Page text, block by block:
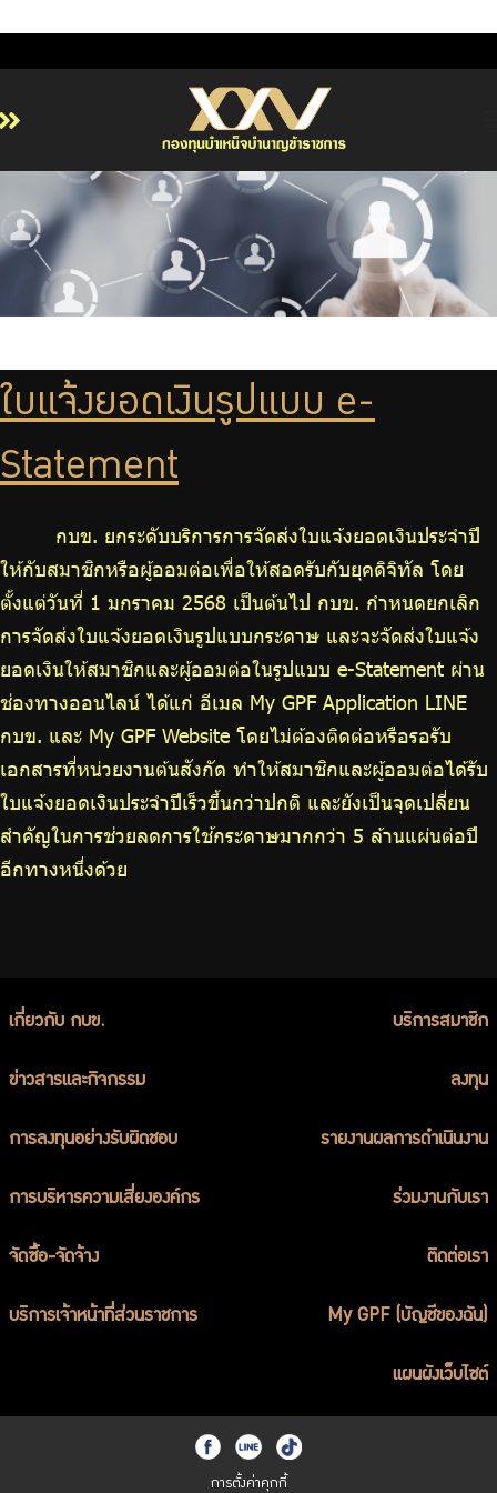
เกี่ยวกับ กบข.
บริการสมาชิก
ลงทุน
รายงานผลการดำเนินงาน
จัดซื้อจัดจ้าง
ร่วมงานกับเรา
ใบแจ้งยอดเงินรูปแบบ e-
Statement
กบข. ยกระดับบริการการจัดส่งใบแจ้งยอดเงินประจำปี
ให้กับสมาชิกหรือผู้ออมต่อเพื่อให้สอดรับกับยุคดิจิทัล โดย
ตั้งแต่วันที่ 1 มกราคม 2568 เป็นต้นไป กบข. กำหนดยกเลิก
การจัดส่งใบแจ้งยอดเงินรูปแบบกระดาษ และจะจัดส่งใบแจ้ง
ยอดเงินให้สมาชิกและผู้ออมต่อในรูปแบบ e-Statement ผ่าน
ช่องทางออนไลน์ ได้แก่ อีเมล My GPF Application LINE
กบข. และ My GPF Website โดยไม่ต้องติดต่อหรือรอรับ
เอกสารที่หน่วยงานต้นสังกัด ทำให้สมาชิกและผู้ออมต่อได้รับ
ใบแจ้งยอดเงินประจำปีเร็วขึ้นกว่าปกติ และยังเป็นจุดเปลี่ยน
สำคัญในการช่วยลดการใช้กระดาษมากกว่า 5 ล้านแผ่นต่อปี
อีกทางหนึ่งด้วย
เกี่ยวกับ กบข. บริการสมาชิก
ข่าวสารและกิจกรรม ลงทุน
การลงทุนอย่างรับผิดชอบ รายงานผลการดำเนินงาน
การบริหารความเสี่ยงองค์กร ร่วมงานกับเรา
จัดซื้อ-จัดจ้าง ติดต่อเรา
บริการเจ้าหน้าที่ส่วนราชการ My GPF (บัญชีของฉัน)
แผนผังเว็บไซต์
การตั้งค่าคุกกี้